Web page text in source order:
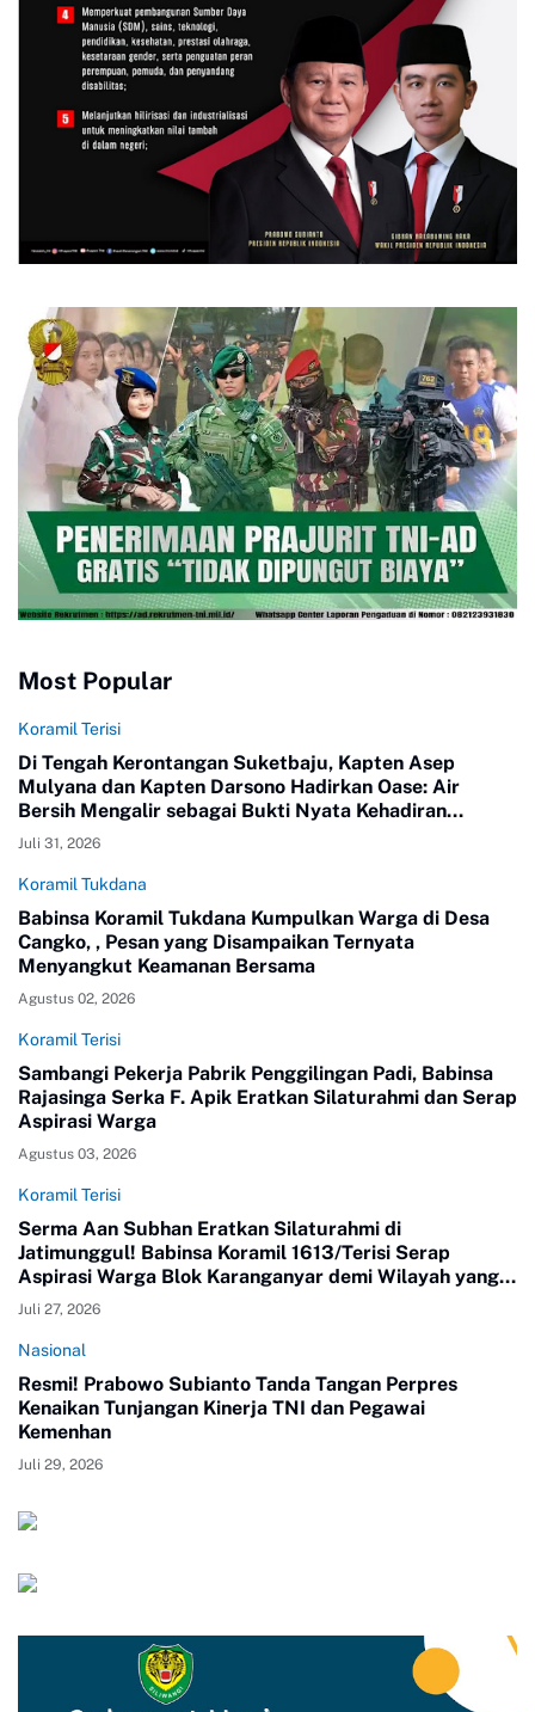
Most Popular
Koramil Terisi
Di Tengah Kerontangan Suketbaju, Kapten Asep
Mulyana dan Kapten Darsono Hadirkan Oase: Air
Bersih Mengalir sebagai Bukti Nyata Kehadiran
Negara
Juli 31, 2026
Koramil Tukdana
Babinsa Koramil Tukdana Kumpulkan Warga di Desa
Cangko, , Pesan yang Disampaikan Ternyata
Menyangkut Keamanan Bersama
Agustus 02, 2026
Koramil Terisi
Sambangi Pekerja Pabrik Penggilingan Padi, Babinsa
Rajasinga Serka F. Apik Eratkan Silaturahmi dan Serap
Aspirasi Warga
Agustus 03, 2026
Koramil Terisi
Serma Aan Subhan Eratkan Silaturahmi di
Jatimunggul! Babinsa Koramil 1613/Terisi Serap
Aspirasi Warga Blok Karanganyar demi Wilayah yang
Kondusif
Juli 27, 2026
Nasional
Resmi! Prabowo Subianto Tanda Tangan Perpres
Kenaikan Tunjangan Kinerja TNI dan Pegawai
Kemenhan
Juli 29, 2026